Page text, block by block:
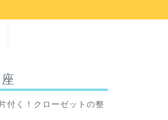
付く！クローゼットの整